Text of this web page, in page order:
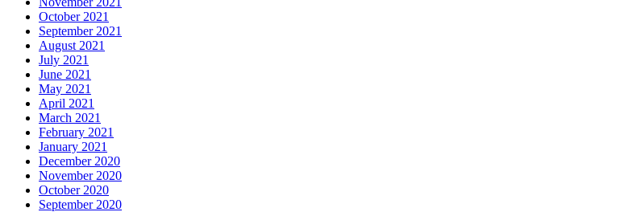
October 2021
September 2021
August 2021
July 2021
June 2021
May 2021
April 2021
March 2021
February 2021
January 2021
December 2020
November 2020
October 2020
September 2020